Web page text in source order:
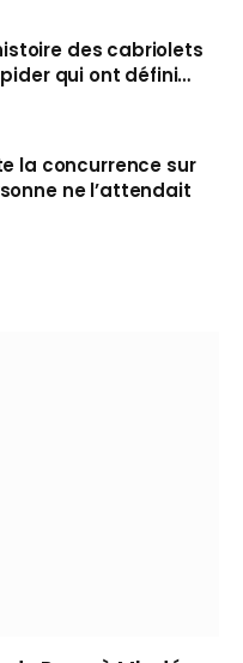
des cabriolets
qui ont défini
au vent
la concurrence sur
ne l’attendait